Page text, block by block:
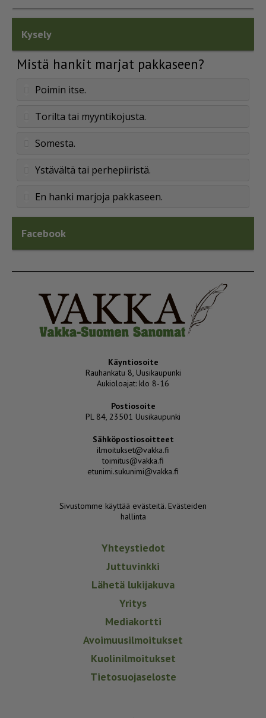
Kysely
Mistä hankit marjat pakkaseen?
Poimin itse.
Torilta tai myyntikojusta.
Somesta.
Ystävältä tai perhepiiristä.
En hanki marjoja pakkaseen.
Facebook
Käyntiosoite
Rauhankatu 8, Uusikaupunki
Aukioloajat: klo 8-16
Postiosoite
PL 84, 23501 Uusikaupunki
Sähköpostiosoitteet
ilmoitukset@vakka.fi
toimitus@vakka.fi
etunimi.sukunimi@vakka.fi
Sivustomme käyttää evästeitä. Evästeiden
hallinta
Yhteystiedot
Juttuvinkki
Lähetä lukijakuva
Yritys
Mediakortti
Avoimuusilmoitukset
Kuolinilmoitukset
Tietosuojaseloste